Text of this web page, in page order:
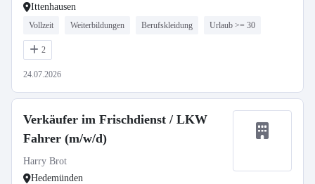
Ittenhausen
Vollzeit Weiterbildungen Berufskleidung Urlaub >= 30
2
24.07.2026
Verkäufer im Frischdienst / LKW
Fahrer (m/w/d)
Harry Brot
Hedemünden